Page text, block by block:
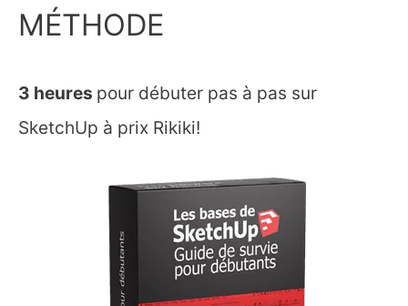
MÉTHODE
3 heures pour débuter pas à pas sur
SketchUp à prix Rikiki!